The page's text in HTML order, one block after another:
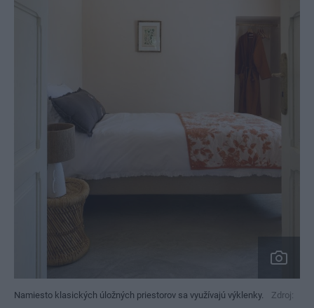
Namiesto klasických úložných priestorov sa využívajú výklenky.
Zdroj: